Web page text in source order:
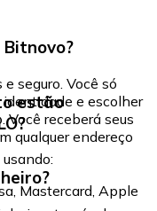
Bitnovo?
seguro. Você só
identidade e escolher
receberá seus
qualquer endereço
estão
Mastercard, Apple